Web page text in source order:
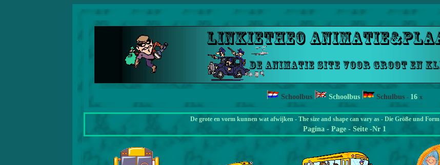
Schoolbus Schoolbus Schulbus - 16 x
De grote en vorm kunnen wat afwijken - The size and shape can vary as - Die Größe und
Pagina - Page - Seite -Nr 1